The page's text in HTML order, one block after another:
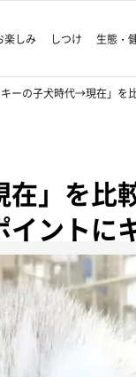
楽しみ しつけ 生態・
キーの子犬時代→現在」を
在」を
ントに